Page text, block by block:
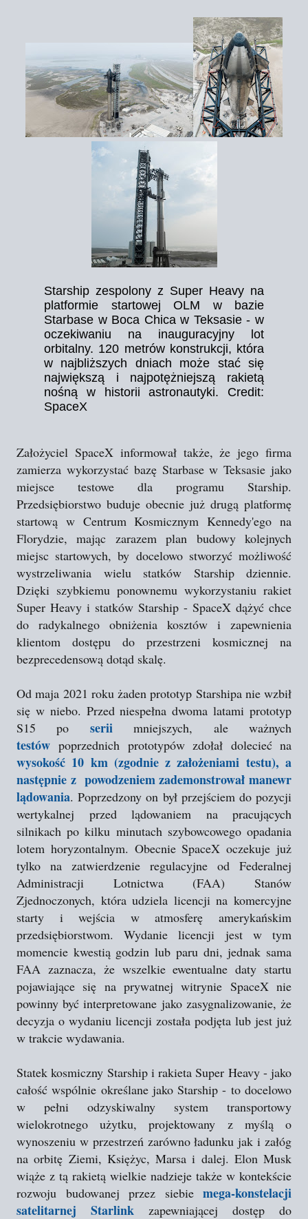
Starship zespolony z Super Heavy na
platformie startowej OLM w bazie
Starbase w Boca Chica w Teksasie - w
oczekiwaniu na inauguracyjny lot
orbitalny. 120 metrów konstrukcji, która
w najbliższych dniach może stać się
największą i najpotężniejszą rakietą
nośną w historii astronautyki. Credit:
SpaceX
Założyciel SpaceX informował także, że jego firma
zamierza wykorzystać bazę Starbase w Teksasie jako
miejsce testowe dla programu Starship.
Przedsiębiorstwo buduje obecnie już drugą platformę
startową w Centrum Kosmicznym Kennedy'ego na
Florydzie, mając zarazem plan budowy kolejnych
miejsc startowych, by docelowo stworzyć możliwość
wystrzeliwania wielu statków Starship dziennie.
Dzięki szybkiemu ponownemu wykorzystaniu rakiet
Super Heavy i statków Starship - SpaceX dążyć chce
do radykalnego obniżenia kosztów i zapewnienia
klientom dostępu do przestrzeni kosmicznej na
bezprecedensową dotąd skalę.
Od maja 2021 roku żaden prototyp Starshipa nie wzbił
się w niebo. Przed niespełna dwoma latami prototyp
S15 po seriimniejszych, ale ważnych
testów poprzednich prototypów zdołał dolecieć na
wysokość 10 km (zgodnie z założeniami testu), a
następnie z powodzeniem zademonstrował manewr
lądowania. Poprzedzony on był przejściem do pozycji
wertykalnej przed lądowaniem na pracujących
silnikach po kilku minutach szybowcowego opadania
lotem horyzontalnym. Obecnie SpaceX oczekuje już
tylko na zatwierdzenie regulacyjne od Federalnej
Administracji Lotnictwa (FAA) Stanów
Zjednoczonych, która udziela licencji na komercyjne
starty i wejścia w atmosferę amerykańskim
przedsiębiorstwom. Wydanie licencji jest w tym
momencie kwestią godzin lub paru dni, jednak sama
FAA zaznacza, że wszelkie ewentualne daty startu
pojawiające się na prywatnej witrynie SpaceX nie
powinny być interpretowane jako zasygnalizowanie, że
decyzja o wydaniu licencji została podjęta lub jest już
w trakcie wydawania.
Statek kosmiczny Starship i rakieta Super Heavy - jako
całość wspólnie określane jako Starship - to docelowo
w pełni odzyskiwalny system transportowy
wielokrotnego użytku, projektowany z myślą o
wynoszeniu w przestrzeń zarówno ładunku jak i załóg
na orbitę Ziemi, Księżyc, Marsa i dalej. Elon Musk
wiąże z tą rakietą wielkie nadzieje także w kontekście
rozwoju budowanej przez siebie mega-konstelacji
satelitarnej Starlink zapewniającej dostęp do